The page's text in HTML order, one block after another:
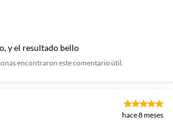
y el resultado bello
encontraron este comentario útil.
hace 8 meses